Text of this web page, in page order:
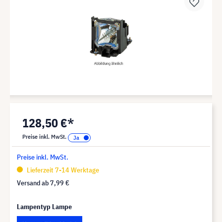
128,50 €*
Preise inkl. MwSt.
Preise inkl. MwSt.
Lieferzeit 7-14 Werktage
Versand ab7,99 €
Lampentyp Lampe